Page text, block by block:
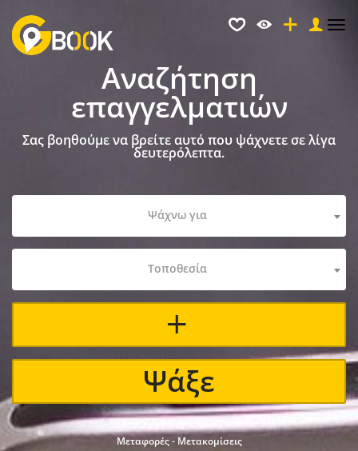
Αναζήτηση
επαγγελματιών
Σας βοηθούμε να βρείτε αυτό που ψάχνετε σε λίγα
δευτερόλεπτα.
Ψάχνω για
Τοποθεσία
Ψάξε
Μεταφορές - Μετακομίσεις